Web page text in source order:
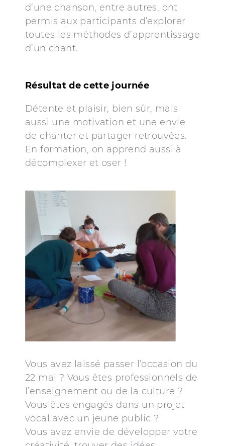
d’une chanson, entre autres, ont
permis aux participants d’explorer
toutes les méthodes d’apprentissage
d’un chant.
Résultat de cette journée
Détente et plaisir, bien sûr, mais
aussi une motivation et une envie
de chanter et partager retrouvées.
En formation, on apprend aussi à
décomplexer et oser !
Vous avez laissé passer l’occasion du
22 mai ? Vous êtes professionnels de
l’enseignement ou de la culture ?
Vous êtes engagés dans un projet
vocal avec un jeune public ?
Vous avez envie de développer votre